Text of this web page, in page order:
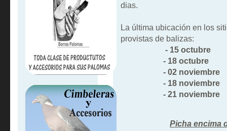
dias.
La última ubicación en los
provistas de balizas:
- 15 octubre a
- 18 octubre a
- 02 noviembre a
- 18 noviembre a
- 21 noviembre a
Picha encima